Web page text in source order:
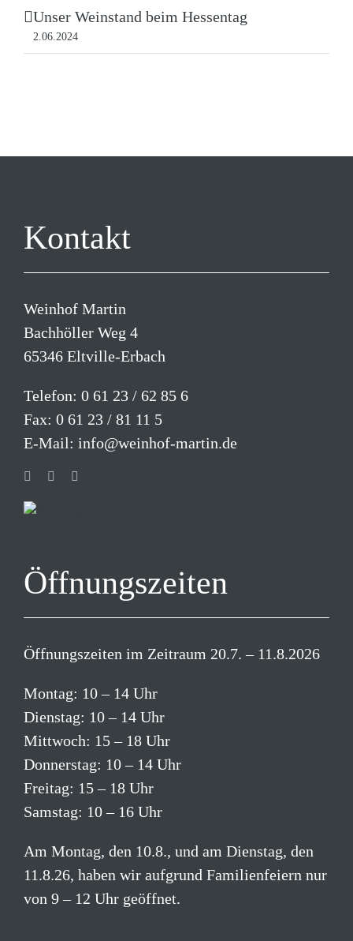
Unser Weinstand beim Hessentag
2.06.2024
Kontakt
Weinhof Martin
Bachhöller Weg 4
65346 Eltville-Erbach
Telefon: 0 61 23 / 62 85 6
Fax: 0 61 23 / 81 11 5
E-Mail: info@weinhof-martin.de
Öffnungszeiten
Öffnungszeiten im Zeitraum 20.7. – 11.8.2026
Montag: 10 – 14 Uhr
Dienstag: 10 – 14 Uhr
Mittwoch: 15 – 18 Uhr
Donnerstag: 10 – 14 Uhr
Freitag: 15 – 18 Uhr
Samstag: 10 – 16 Uhr
Am Montag, den 10.8., und am Dienstag, den
11.8.26, haben wir aufgrund Familienfeiern nur
von 9 – 12 Uhr geöffnet.